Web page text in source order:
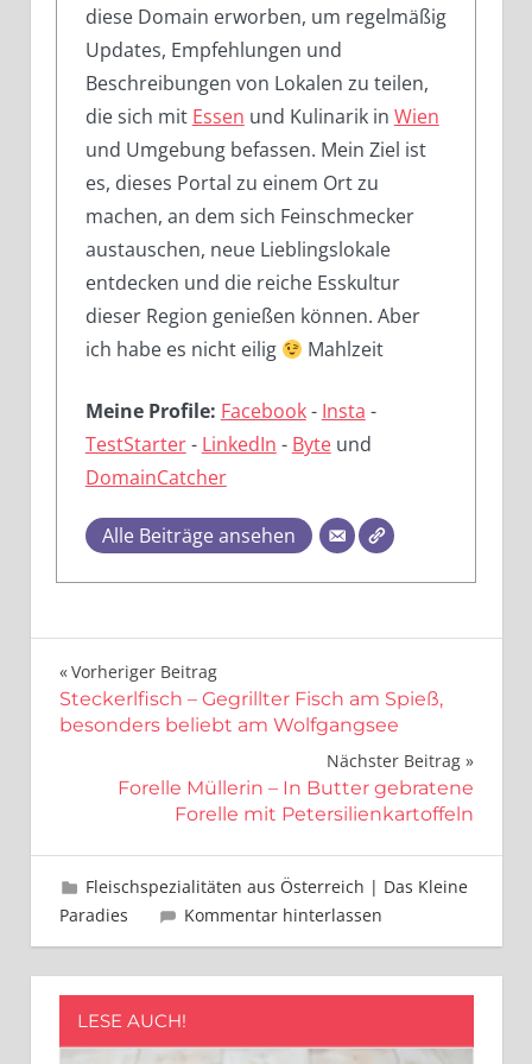
diese Domain erworben, um regelmäßig
Updates, Empfehlungen und
Beschreibungen von Lokalen zu teilen,
die sich mit Essen und Kulinarik in Wien
und Umgebung befassen. Mein Ziel ist
es, dieses Portal zu einem Ort zu
machen, an dem sich Feinschmecker
austauschen, neue Lieblingslokale
entdecken und die reiche Esskultur
dieser Region genießen können. Aber
ich habe es nicht eilig
Mahlzeit
Meine Profile: Facebook- Insta -
TestStarter- LinkedIn - Byteund
DomainCatcher
Alle Beiträge ansehen
Beitragsnavigation
Vorheriger Beitrag
Steckerlfisch – Gegrillter Fisch am Spieß,
besonders beliebt am Wolfgangsee
Nächster Beitrag
Forelle Müllerin – In Butter gebratene
Forelle mit Petersilienkartoffeln
März 23, 2025
Leo Kobes
Fleischspezialitäten aus Österreich | Das Kleine
Paradies
Kommentar hinterlassen
LESE AUCH!